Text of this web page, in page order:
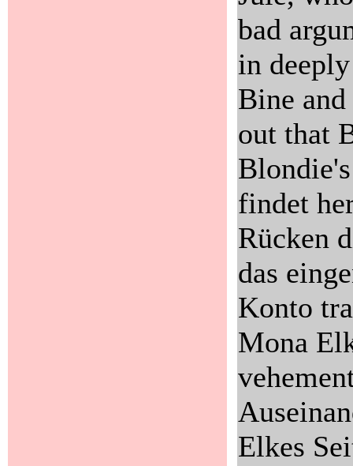
bad
in
Bine
out that
findet
Rücken
das
Konto
Mona
Elkes